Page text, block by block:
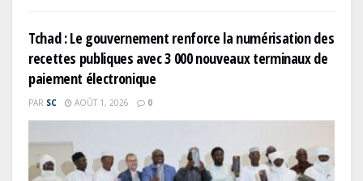
Tchad : Le gouvernement renforce la numérisation des
recettes publiques avec 3 000 nouveaux terminaux de
paiement électronique
PAR SC AOÛT 1, 2026 0